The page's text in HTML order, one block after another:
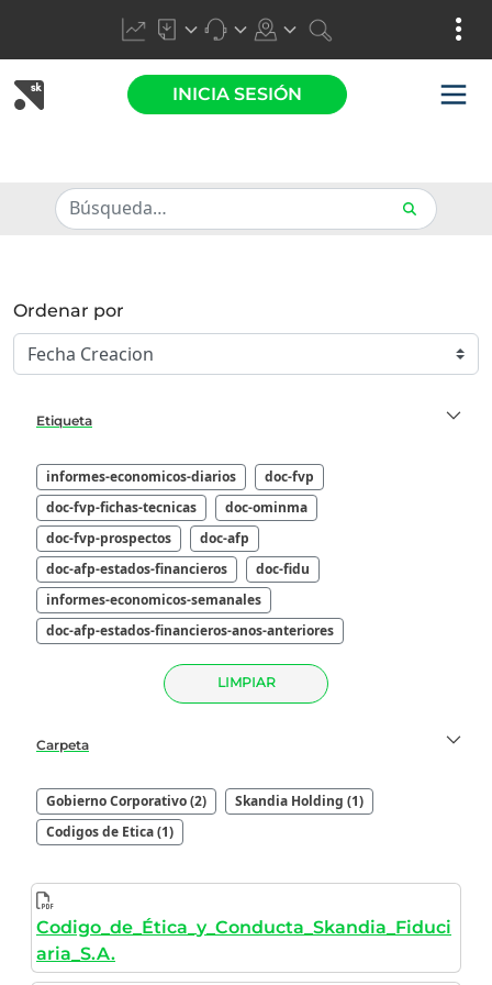
INICIA SESIÓN
Ordenar por
Etiqueta
informes-economicos-diarios
doc-fvp
doc-fvp-fichas-tecnicas
doc-ominma
doc-fvp-prospectos
doc-afp
doc-afp-estados-financieros
doc-fidu
informes-economicos-semanales
doc-afp-estados-financieros-anos-anteriores
LIMPIAR
Carpeta
Gobierno Corporativo (2)
Skandia Holding (1)
Codigos de Etica (1)
Codigo_de_Ética_y_Conducta_Skandia_Fiduci
aria_S.A.